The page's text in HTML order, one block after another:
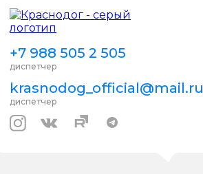
+7 988 505 2 505
диспетчер
krasnodog_official@mail.ru
диспетчер